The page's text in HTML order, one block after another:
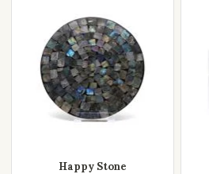
Happy Stone